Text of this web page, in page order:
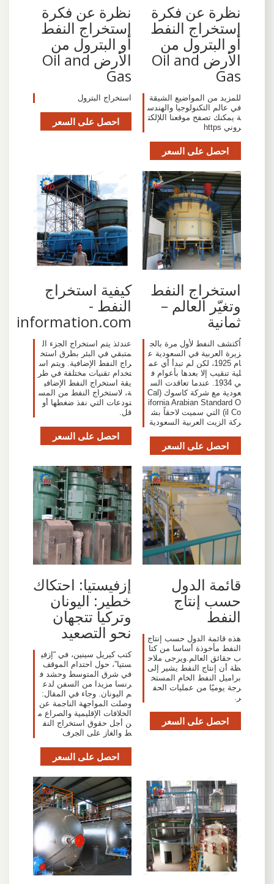
نظرة عن فكرة
إستخراج النفط
أو البترول من
الأرض Oil and
Gas
للمزيد من المواضيع الشيقة
في عالم التكنولوجيا والهندس
ة يمكنك تصفح موقعنا اللإلكت
روني https
احصل على السعر
نظرة عن فكرة
إستخراج النفط
أو البترول من
الأرض Oil and
Gas
استخراج البترول
احصل على السعر
استخراج النفط
وتغيّر العالم –
ثمانية
اُكتشف النفط لأول مرة بالج
زيرة العربية في السعودية ع
ام 1925، لكن لم تبدأ أي عم
لية تنقيب إلا بعدها بأعوام ف
ي 1934. عندما تعاقدت الس
عودية مع شركة كاسوك (Cal
ifornia Arabian Standard O
il Co) التي سميت لاحقاً بش
ركة الزيت العربية السعودية
احصل على السعر
كيفية استخراج
النفط -
information.com
عندئذ يتم استخراج الجزء ال
متبقي في البئر بطرق استخ
راج النفط الإضافية. ويتم اس
تخدام تقنيات مختلفة في طر
يقة استخراج النفط الإضافي
ة، لاستخراج النفط من المس
تودعات التي نفذ ضغطها أو
قل.
احصل على السعر
قائمة الدول
حسب إنتاج
النفط
هذه قائمة الدول حسب إنتاج
النفط مأخوذة أساسا من كتا
ب حقائق العالم.ويرجى ملاح
ظة أن إنتاج النفط يشير إلى
براميل النفط الخام المستخ
رجة يوميًا من عمليات الحف
ر.
احصل على السعر
إزفيستيا: احتكاك
خطير: اليونان
وتركيا تتجهان
نحو التصعيد
كتب كيريل سينين، في “إزفي
ستيا”، حول احتدام الموقف
في شرق المتوسط وحشد ف
رنسا مزيدا من السفن لدع
م اليونان. وجاء في المقال:
وصلت المواجهة الناجمة عن
الخلافات الإقليمية والصراع م
ن أجل حقوق استخراج النف
ط والغاز على الجرف
احصل على السعر